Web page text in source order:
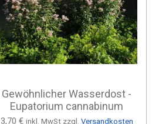
Gewöhnlicher Wasserdost -
Eupatorium cannabinum
3,70 € inkl. MwSt zzgl. Versandkosten